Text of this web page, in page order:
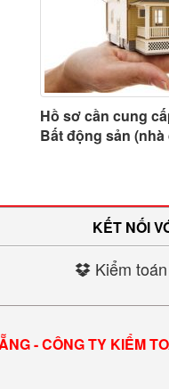
Hồ sơ cần cung
Bất động sản (nhà
KẾT NỐI
Kiểm
- CÔNG TY KIỂM